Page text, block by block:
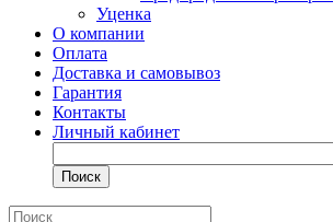
Уценка
О компании
Оплата
Доставка и самовывоз
Гарантия
Контакты
Личный кабинет
Поиск